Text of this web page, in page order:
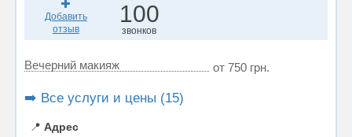
Добавить
отзыв
100
звонков
Вечерний макияж от 750 грн.
➡️ Все услуги и цены (15)
📍 Адрес